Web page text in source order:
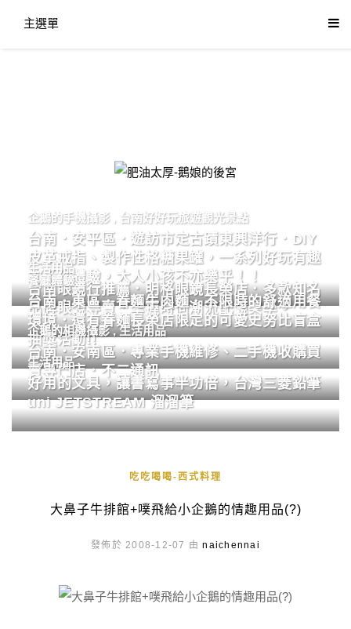
主選單
肥油太厚-鵝娘的後宮
企鵝的手機攝影 台南好好玩旅遊觀光景點
台南．安平區．遊訪市定古蹟東興洋行．DIY
皮革戒指、製作性格糖果罐，一系列好玩有趣
的手作體驗，大人小孩不亦樂乎！！
生活用品
台南眼鏡行推薦．明格眼鏡長榮店．多款知名
品牌眼鏡專賣．掌握時尚潮流配鏡美學。
餐廳體驗
台南．東區．眷麵牛肉麵．不限時的舒適用餐
環境．還有眷麵長榮店限定的可愛史努比盲盒
抽獎活動!!
企鵝的相機攝影,生活用品
台南．安南區．專業手機維修、二手機收購買
賣專門店．不二通訊
生活用品
好用的文具，讓書寫事半功倍，台灣三菱鉛筆
uni JETSTREAM 溜溜筆
吃吃喝喝-西式料理
大鼻子牛排館+噗飛給小企鵝的情趣用品(?)
發佈於 2008-12-07 由naichennai